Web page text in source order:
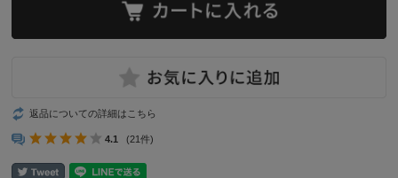
返品についての詳細はこちら
4.1 (21件)